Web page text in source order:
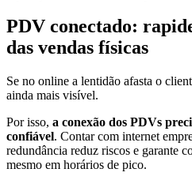
PDV conectado:
das vendas físicas
Se no online a lentidão afasta o
ainda mais visível.
Por isso, a conexão dos PDVs
confiável. Contar com internet
redundância reduz riscos e garante
mesmo em horários de pico.